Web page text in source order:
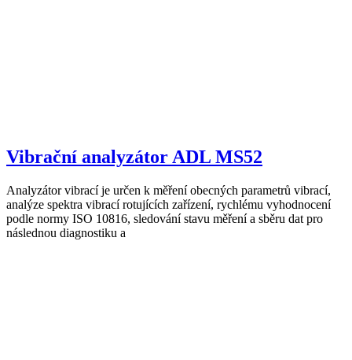
Vibrační analyzátor ADL MS52
Analyzátor vibrací je určen k měření obecných parametrů vibrací,
analýze spektra vibrací rotujících zařízení, rychlému vyhodnocení
podle normy ISO 10816, sledování stavu měření a sběru dat pro
následnou diagnostiku a